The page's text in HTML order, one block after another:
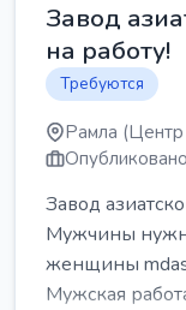
Завод
на работу!
Требуются
Рамла (Центр
Завод
Мужчины
женщины
Мужская